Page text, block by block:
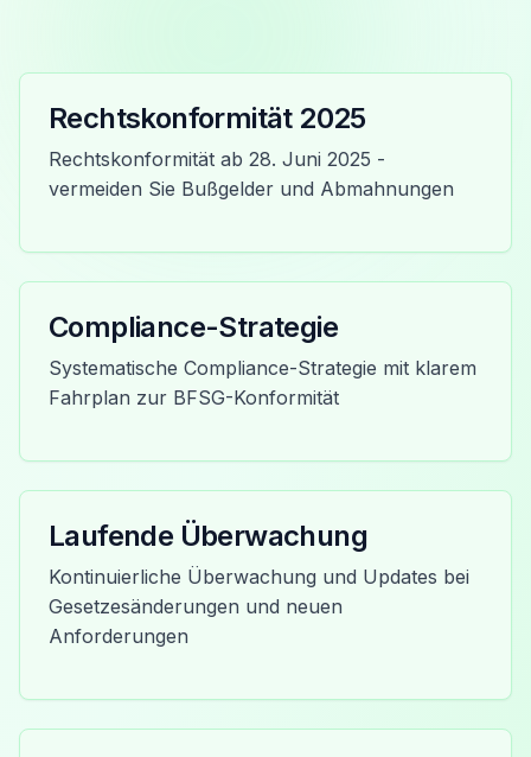
Rechtskonformität 2025
Rechtskonformität ab 28. Juni 2025 -
vermeiden Sie Bußgelder und Abmahnungen
Compliance-Strategie
Systematische Compliance-Strategie mit klarem
Fahrplan zur BFSG-Konformität
Laufende Überwachung
Kontinuierliche Überwachung und Updates bei
Gesetzesänderungen und neuen
Anforderungen